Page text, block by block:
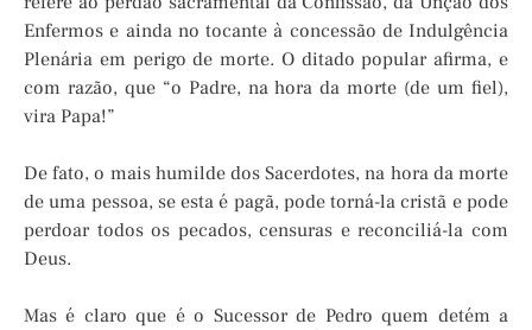
Enfermos e ainda no tocante à concessão de Indulgência
Plenária em perigo de morte. O ditado popular afirma, e
com razão, que “o Padre, na hora da morte (de um fiel),
vira Papa!”
De fato, o mais humilde dos Sacerdotes, na hora da morte
de uma pessoa, se esta é pagã, pode torná-la cristã e pode
perdoar todos os pecados, censuras e reconciliá-la com
Deus.
Mas é claro que é o Sucessor de Pedro quem detém a